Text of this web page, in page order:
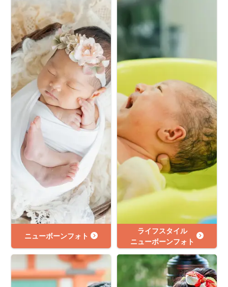
ニューボーンフォト
ライフスタイル
ニューボーンフォト